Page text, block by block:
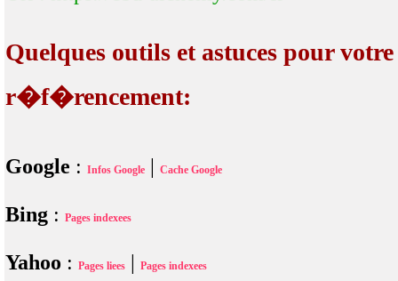
Quelques outils et astuces pour votre
r�f�rencement:
Google : Infos Google Cache Google
Bing : Pages indexees
Yahoo : Pages liees Pages indexees